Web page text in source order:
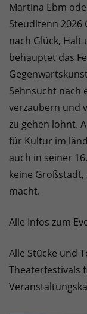
Martina Ebm
Steudltenn 2026
nach Glück, Halt
behauptet das
Sehnsucht nach
verzaubern und
zu gehen lohnt.
für Kultur im
auch in seiner
keine
macht.
Alle Infos zum
Alle Stücke und
Theaterfestivals